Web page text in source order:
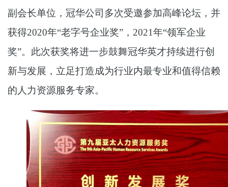
副会长单位，冠华公司多次受邀参加高峰论坛，并
获得2020年“老字号企业奖”，2021年“领军企业
奖”。此次获奖将进一步鼓舞冠华英才持续进行创
新与发展，立足打造成为行业内最专业和值得信赖
的人力资源服务专家。